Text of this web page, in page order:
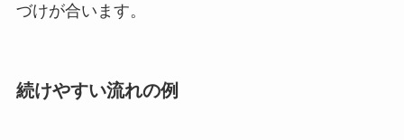
づけが合います。
続けやすい流れの例